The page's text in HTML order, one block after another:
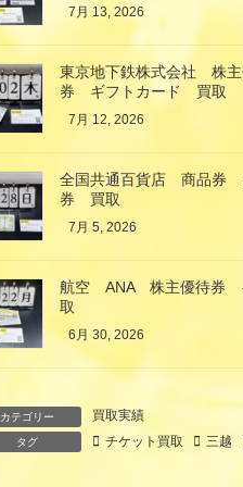
7月 13, 2026
東京地下鉄株式会社 株
券 ギフトカード 買取
7月 12, 2026
全国共通百貨店 商品
券 買取
7月 5, 2026
航空 ANA 株主優待券
取
6月 30, 2026
カテゴリー 買取実績
タグ チケット買取 三越